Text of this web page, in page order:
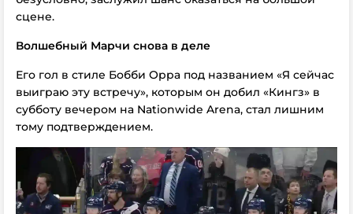
сцене.
Волшебный Марчи снова в деле
Его гол в стиле Бобби Орра под названием «Я сейчас
выиграю эту встречу», которым он добил «Кингз» в
субботу вечером на Nationwide Arena, стал лишним
тому подтверждением.